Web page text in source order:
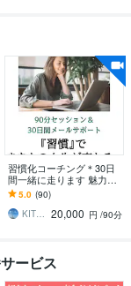
習慣化コーチング＊30日
間一緒に走ります 魅力発
見セッション(90分)×30日
間のメッセージサポート
5.0 (90)
KITRI（キトリ） 20,000 円 /90分
ービス